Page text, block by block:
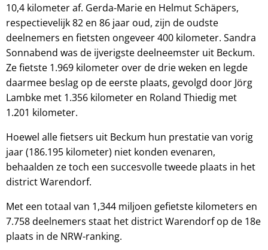
10,4 kilometer af. Gerda-Marie en Helmut Schäpers,
respectievelijk 82 en 86 jaar oud, zijn de oudste
deelnemers en fietsten ongeveer 400 kilometer. Sandra
Sonnabend was de ijverigste deelneemster uit Beckum.
Ze fietste 1.969 kilometer over de drie weken en legde
daarmee beslag op de eerste plaats, gevolgd door Jörg
Lambke met 1.356 kilometer en Roland Thiedig met
1.201 kilometer.
Hoewel alle fietsers uit Beckum hun prestatie van vorig
jaar (186.195 kilometer) niet konden evenaren,
behaalden ze toch een succesvolle tweede plaats in het
district Warendorf.
Met een totaal van 1,344 miljoen gefietste kilometers en
7.758 deelnemers staat het district Warendorf op de 18e
plaats in de NRW-ranking.